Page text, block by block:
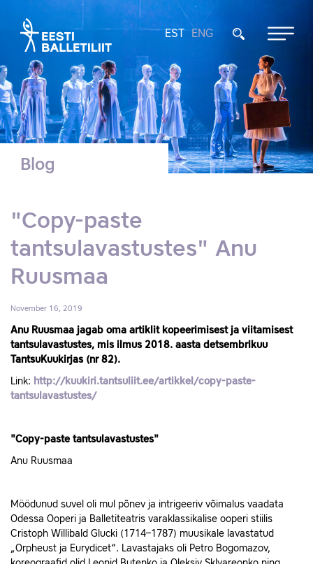
EST ENG
Blog
"Copy-paste
tantsulavastustes" Anu
Ruusmaa
November 16, 2019
Anu Ruusmaa jagab oma artiklit kopeerimisest ja viitamisest
tantsulavastustes, mis ilmus 2018. aasta detsembrikuu
TantsuKuukirjas (nr 82).
Link: http://kuukiri.tantsuliit.ee/artikkel/copy-paste-
tantsulavastustes/
"Copy-paste tantsulavastustes"
Anu Ruusmaa
Möödunud suvel oli mul põnev ja intrigeeriv võimalus vaadata
Odessa Ooperi ja Balletiteatris varaklassikalise ooperi stiilis
Cristoph Willibald Glucki (1714–1787) muusikale lavastatud
„Orpheust ja Eurydicet“. Lavastajaks oli Petro Bogomazov,